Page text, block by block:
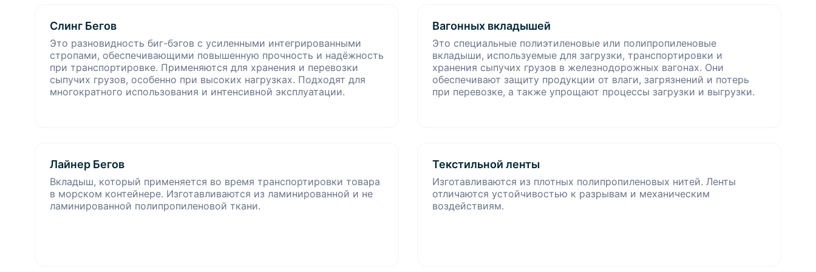
Слинг Бегов
Это разновидность биг-бэгов с усиленными интегрированными
стропами, обеспечивающими повышенную прочность и надёжность
при транспортировке. Применяются для хранения и перевозки
сыпучих грузов, особенно при высоких нагрузках. Подходят для
многократного использования и интенсивной эксплуатации.
Вагонных вкладышей
Это специальные полиэтиленовые или полипропиленовые
вкладыши, используемые для загрузки, транспортировки и
хранения сыпучих грузов в железнодорожных вагонах. Они
обеспечивают защиту продукции от влаги, загрязнений и потерь
при перевозке, а также упрощают процессы загрузки и выгрузки.
Лайнер Бегов
Вкладыш, который применяется во время транспортировки товара
в морском контейнере. Изготавливаются из ламинированной и не
ламинированной полипропиленовой ткани.
Текстильной ленты
Изготавливаются из плотных полипропиленовых нитей. Ленты
отличаются устойчивостью к разрывам и механическим
воздействиям.